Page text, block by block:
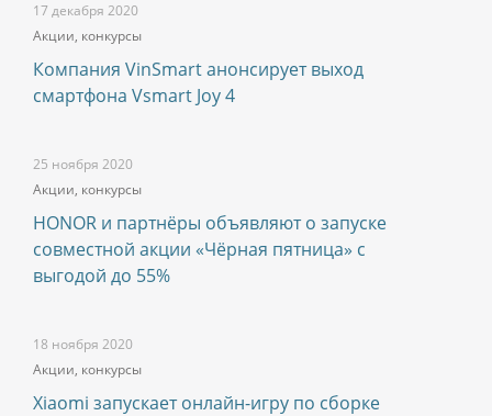
17 декабря 2020
Акции, конкурсы
Компания VinSmart анонсирует выход
смартфона Vsmart Joy 4
25 ноября 2020
Акции, конкурсы
HONOR и партнёры объявляют о запуске
совместной акции «Чёрная пятница» с
выгодой до 55%
18 ноября 2020
Акции, конкурсы
Xiaomi запускает онлайн-игру по сборке